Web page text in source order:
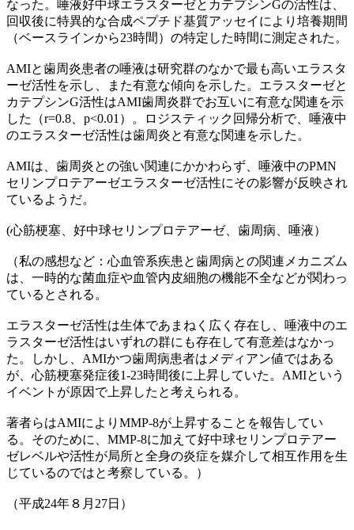
なった。唾液好中球エラスターゼとカテプシンGの活性は、
回収後に特異的な合成ペプチド基質アッセイにより培養期間
（ベースラインから23時間）の特定した時間に測定された。
AMIと歯周炎患者の唾液は研究群のなかで最も高いエラスタ
ーゼ活性を示し、また有意な傾向を示した。エラスターゼと
カテプシンG活性はAMI歯周炎群でお互いに有意な関連を示
した（r=0.8、p<0.01）。ロジスティック回帰分析で、唾液中
のエラスターゼ活性は歯周炎と有意な関連を示した。
AMIは、歯周炎との強い関連にかかわらず、唾液中のPMN
セリンプロテアーゼエラスターゼ活性にその影響が反映され
ているようだ。
(心筋梗塞、好中球セリンプロテアーゼ、歯周病、唾液）
（私の感想など：心血管系疾患と歯周病との関連メカニズム
は、一時的な菌血症や血管内皮細胞の機能不全などが関わっ
ているとされる。
エラスターゼ活性は生体であまねく広く存在し、唾液中のエ
ラスターゼ活性はいずれの群にも存在して有意差はなかっ
た。しかし、AMIかつ歯周病患者はメディアン値ではある
が、心筋梗塞発症後1-23時間後に上昇していた。AMIという
イベントが原因で上昇したと考えられる。
著者らはAMIによりMMP-8が上昇することを報告してい
る。そのために、MMP-8に加えて好中球セリンプロテアー
ゼレベルや活性が局所と全身の炎症を媒介して相互作用を生
じているのではと考察している。）
（平成24年８月27日）